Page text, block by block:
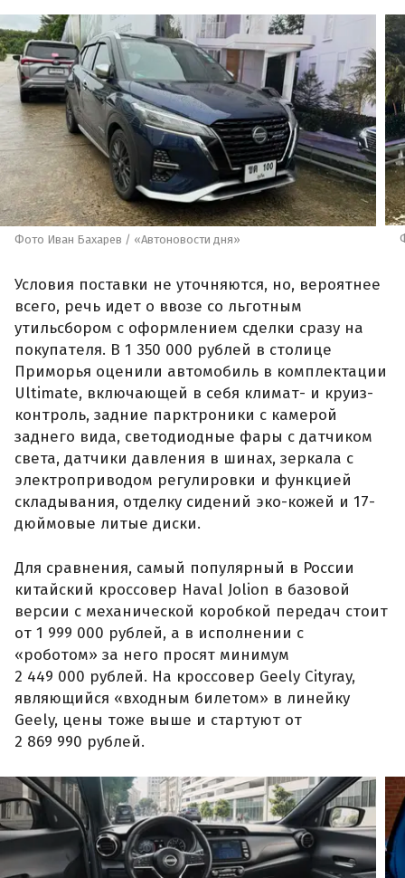
Фото Иван Бахарев / «Автоновости дня»
Условия поставки не уточняются, но, вероятнее
всего, речь идет о ввозе со льготным
утильсбором с оформлением сделки сразу на
покупателя. В 1 350 000 рублей в столице
Приморья оценили автомобиль в комплектации
Ultimate, включающей в себя климат- и круиз-
контроль, задние парктроники с камерой
заднего вида, светодиодные фары с датчиком
света, датчики давления в шинах, зеркала с
электроприводом регулировки и функцией
складывания, отделку сидений эко-кожей и 17-
дюймовые литые диски.
Для сравнения, самый популярный в России
китайский кроссовер Haval Jolion в базовой
версии с механической коробкой передач стоит
от 1 999 000 рублей, а в исполнении с
«роботом» за него просят минимум
2 449 000 рублей. На кроссовер Geely Cityray,
являющийся «входным билетом» в линейку
Geely, цены тоже выше и стартуют от
2 869 990 рублей.